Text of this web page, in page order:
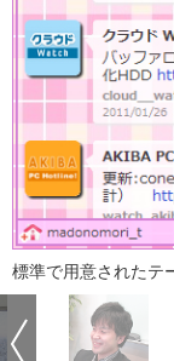
標準で用意されたテ